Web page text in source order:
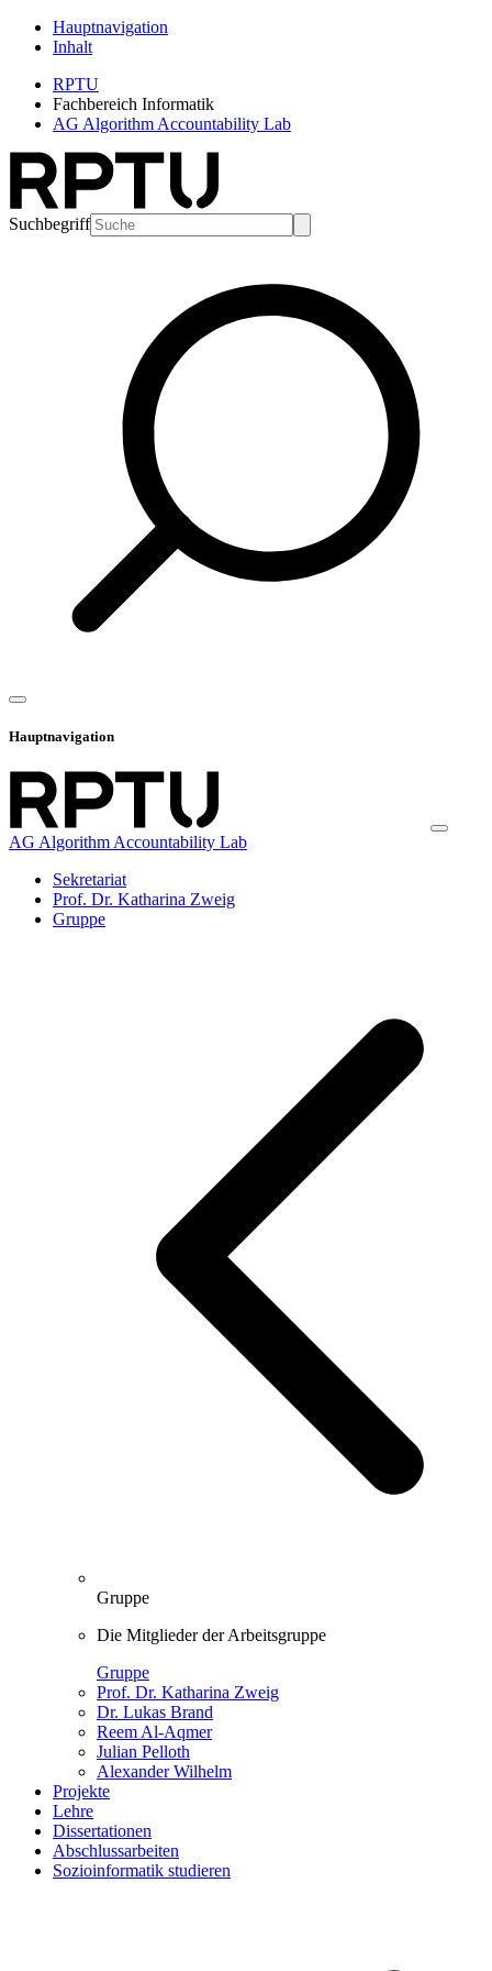
Hauptnavigation
Inhalt
RPTU
Fachbereich Informatik
AG Algorithm Accountability Lab
Suchbegriff
Hauptnavigation
AG Algorithm Accountability Lab
Sekretariat
Prof. Dr. Katharina Zweig
Gruppe
Gruppe
Die Mitglieder der Arbeitsgruppe
Gruppe
Prof. Dr. Katharina Zweig
Dr. Lukas Brand
Reem Al-Aqmer
Julian Pelloth
Alexander Wilhelm
Projekte
Lehre
Dissertationen
Abschlussarbeiten
Sozioinformatik studieren